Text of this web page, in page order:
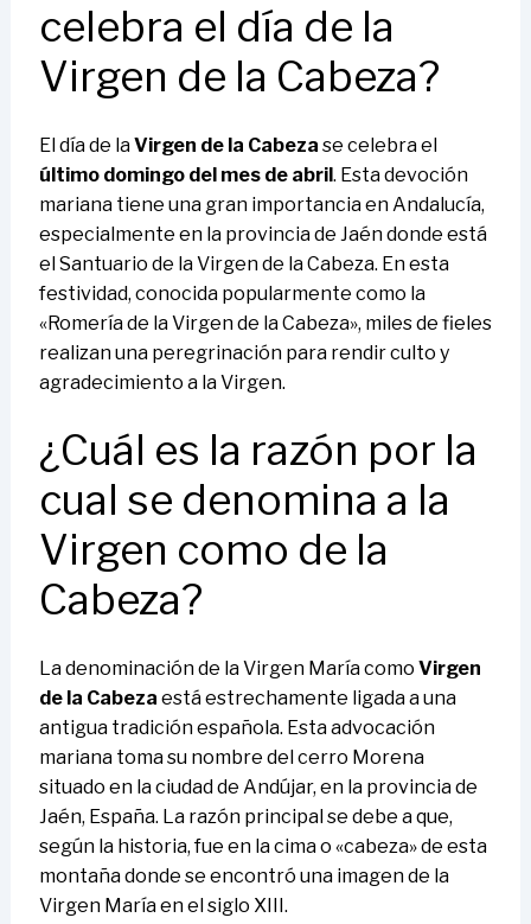
celebra el día de la
Virgen de la Cabeza?
El día de laVirgen de la Cabeza se celebra el
último domingo del mes de abril . Esta devoción
mariana tiene una gran importancia en Andalucía,
especialmente en la provincia de Jaén donde está
el Santuario de la Virgen de la Cabeza. En esta
festividad, conocida popularmente como la
«Romería de la Virgen de la Cabeza», miles de fieles
realizan una peregrinación para rendir culto y
agradecimiento a la Virgen.
¿Cuál es la razón por la
cual se denomina a la
Virgen como de la
Cabeza?
La denominación de la Virgen María como Virgen
de la Cabeza está estrechamente ligada a una
antigua tradición española. Esta advocación
mariana toma su nombre del cerro Morena
situado en la ciudad de Andújar, en la provincia de
Jaén, España. La razón principal se debe a que,
según la historia, fue en la cima o «cabeza» de esta
montaña donde se encontró una imagen de la
Virgen María en el siglo XIII.